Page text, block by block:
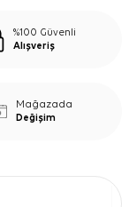
%100 Güvenli
Alışveriş
Mağazada
Değişim